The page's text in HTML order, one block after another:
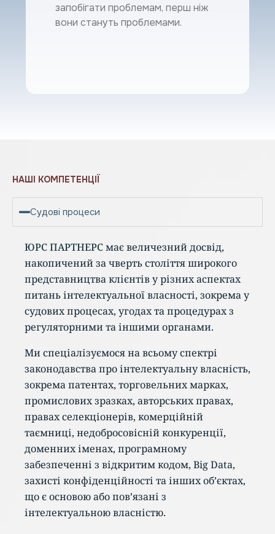
запобігати проблемам, перш ніж
вони стануть проблемами.
НАШІ КОМПЕТЕНЦІЇ
Судові процеси
ЮРС ПАРТНЕРСмає величезний досвід,
накопичений за чверть століття широкого
представництва клієнтів у різних аспектах
питань інтелектуальної власності, зокрема у
судових процесах, угодах та процедурах з
регуляторними та іншими органами.
Ми спеціалізуємося на всьому спектрі
законодавства про інтелектуальну власність,
зокрема патентах, торговельних марках,
промислових зразках, авторських правах,
правах селекціонерів, комерційній
таємниці, недобросовісній конкуренції,
доменних іменах, програмному
забезпеченні з відкритим кодом, Big Data,
захисті конфіденційності та інших об’єктах,
що є основою або пов’язані з
інтелектуальною власністю.